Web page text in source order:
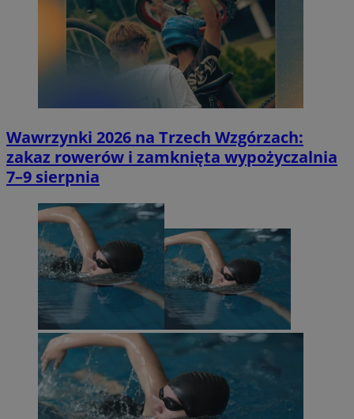
Wawrzynki 2026 na Trzech Wzgórzach:
zakaz rowerów i zamknięta wypożyczalnia
7–9 sierpnia